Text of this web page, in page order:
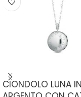
CIONDOLO LUNA IN